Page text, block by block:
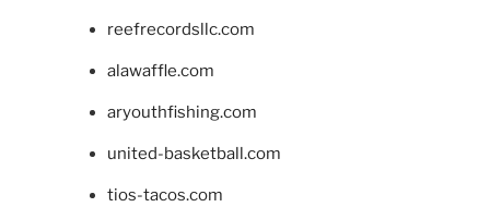
reefrecordsllc.com
alawaffle.com
aryouthfishing.com
united-basketball.com
tios-tacos.com